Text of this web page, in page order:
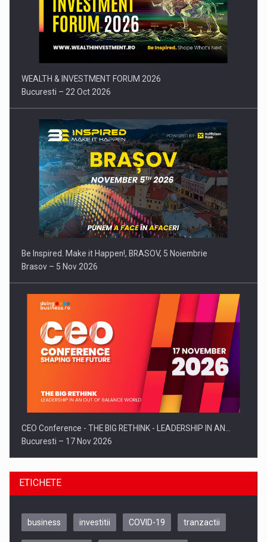
Comunicat de presa: Joburile part-time reincep sa intre pe…
WEALTH & INVESTMENT FORUM 2026
Bucuresti – 22 Oct 2026
Be Inspired. Make it Happen!, BRASOV, 5 Noiembrie
Brasov – 5 Nov 2026
CEO Conference - THE BIG RETHINK - LEADERSHIP IN AN…
Bucuresti – 17 Nov 2026
ETICHETE
business investitii COVID-19 tranzactii